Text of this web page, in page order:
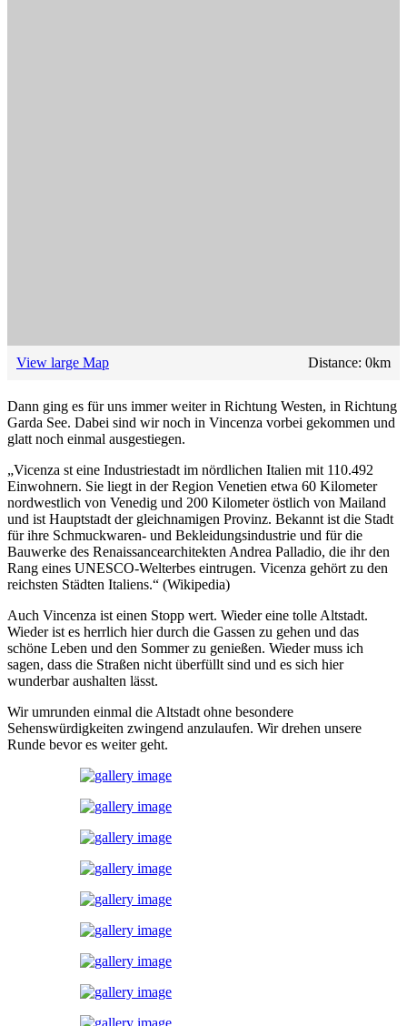
View large Map Distance: 0km
Dann ging es für uns immer weiter in Richtung Westen, in Richtung
Garda See. Dabei sind wir noch in Vincenza vorbei gekommen und
glatt noch einmal ausgestiegen.
„Vicenza st eine Industriestadt im nördlichen Italien mit 110.492
Einwohnern. Sie liegt in der Region Venetien etwa 60 Kilometer
nordwestlich von Venedig und 200 Kilometer östlich von Mailand
und ist Hauptstadt der gleichnamigen Provinz. Bekannt ist die Stadt
für ihre Schmuckwaren- und Bekleidungsindustrie und für die
Bauwerke des Renaissancearchitekten Andrea Palladio, die ihr den
Rang eines UNESCO-Welterbes eintrugen. Vicenza gehört zu den
reichsten Städten Italiens.“ (Wikipedia)
Auch Vincenza ist einen Stopp wert. Wieder eine tolle Altstadt.
Wieder ist es herrlich hier durch die Gassen zu gehen und das
schöne Leben und den Sommer zu genießen. Wieder muss ich
sagen, dass die Straßen nicht überfüllt sind und es sich hier
wunderbar aushalten lässt.
Wir umrunden einmal die Altstadt ohne besondere
Sehenswürdigkeiten zwingend anzulaufen. Wir drehen unsere
Runde bevor es weiter geht.